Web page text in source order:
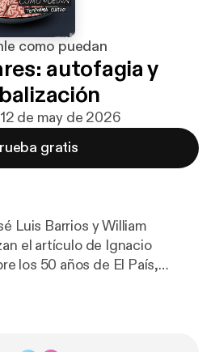
como puedan
autofagia y
de may de 2026
gratis
Luis Barrios y William
el artículo de Ignacio
los 50 años de El País,
los medios. Desde